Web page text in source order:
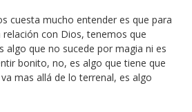
cuesta mucho entender es que para
con Dios, tenemos que
algo que no sucede por magia ni es
bonito, no, es algo que tiene que
mas allá de lo terrenal, es algo